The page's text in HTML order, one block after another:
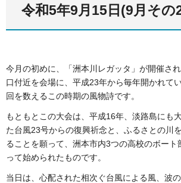
令和5年9月15日(9月その
今月の初めに、「洲本川レガッタ」が開催さ
口付近を会場に、平成23年から毎年開かれて
回を数えるこの時期の風物詩です。
もともとこの大会は、平成16年、淡路島にも
た台風23号からの復興祈念と、ふるさとの川
ることを願って、洲本市内3つの高校のボート
って始められたものです。
当日は、心配された相次ぐ台風による風、波